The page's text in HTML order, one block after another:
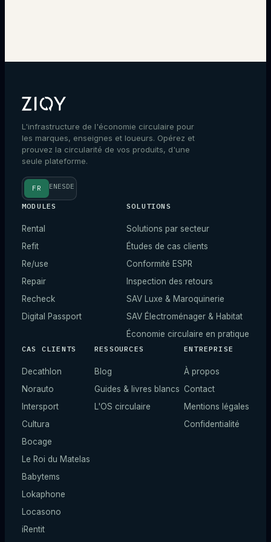
L'infrastructure de l'économie circulaire pour
les marques, enseignes et loueurs. Opérez et
prouvez la circularité de vos produits, d'une
seule plateforme.
FR ENESDE
MODULES
Rental
Refit
Re/use
Repair
Recheck
Digital Passport
SOLUTIONS
Solutions par secteur
Études de cas clients
Conformité ESPR
Inspection des retours
SAV Luxe & Maroquinerie
SAV Électroménager & Habitat
Économie circulaire en pratique
CAS CLIENTS
Decathlon
Norauto
Intersport
Cultura
Bocage
Le Roi du Matelas
Babytems
Lokaphone
Locasono
iRentit
RESSOURCES
Blog
Guides & livres blancs
L'OS circulaire
ENTREPRISE
À propos
Contact
Mentions légales
Confidentialité